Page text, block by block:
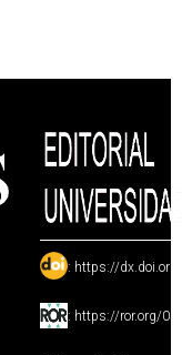
: https://
: https://ror.org/